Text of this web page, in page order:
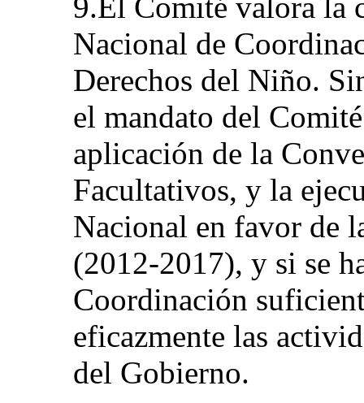
Nacional de
Derechos del Niño.
el mandato del
aplicación de la
Facultativos, y la
Nacional en favor de
(2012-2017), y si se
Coordinación
eficazmente las
del Gobierno.